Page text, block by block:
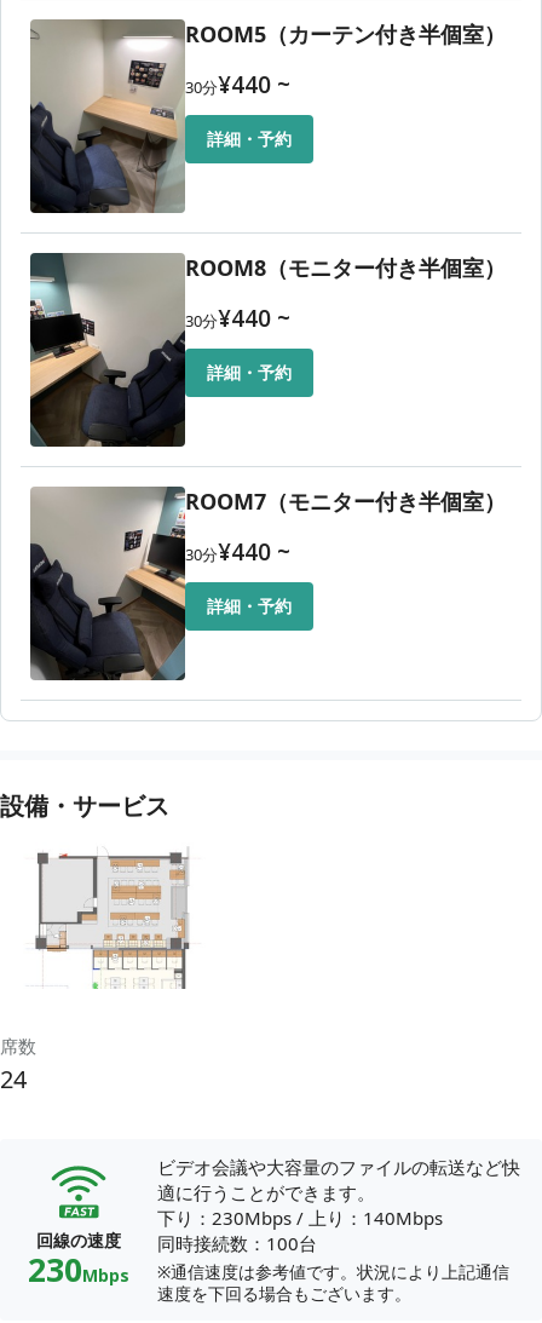
せください。
お急ぎの方はお電話ください。
📞03-4550-0197（平日10時〜18時）
ROOM5（カーテン付き半個室）
30分¥440 ~
詳細・予約
ROOM8（モニター付き半個室）
30分¥440 ~
詳細・予約
ROOM7（モニター付き半個室）
30分¥440 ~
詳細・予約
設備・サービス
席数
24
回線の速度
230Mbps
ビデオ会議や大容量のファイルの転送など快
適に行うことができます。
下り：230Mbps / 上り：140Mbps
同時接続数：100台
※通信速度は参考値です。状況により上記通信
速度を下回る場合もございます。